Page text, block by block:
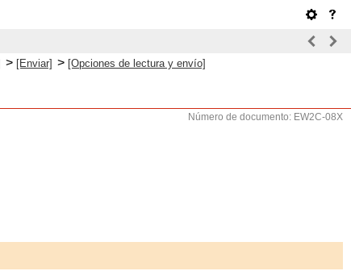
> [Enviar] > [Opciones de lectura y envío]
Número de documento: EW2C-08X